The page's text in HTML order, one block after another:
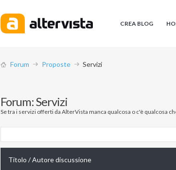
CREA BLOG
Forum Proposte
Servizi
Forum:Servizi
Se tra i servizi offerti da AlterVista manca qualcosa o c'è qualcosa
Titolo /Autore discussione